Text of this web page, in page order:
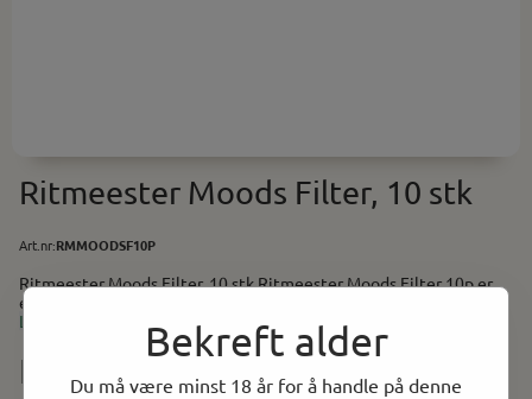
Bekreft alder
Du må være minst 18 år for å handle på denne
Ritmeester Moods Filter, 10 stk
Art.nr:RMMOODSF10P
Ritmeester Moods Filter, 10 stk Ritmeester Moods Filter 10p er
en mild cigarillos med filter og aroma av tobakk fra Ritmeester.
Styrke: 2/5 Gauge: 20 Lengde: 6-8cm
Les mer
NOK 229.00